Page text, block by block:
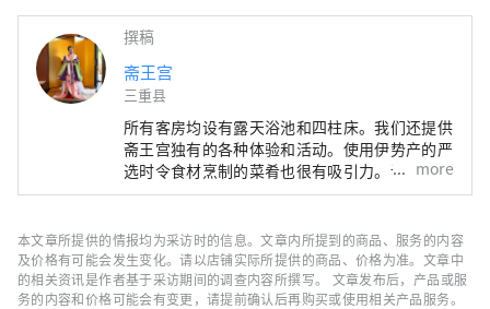
撰稿
斋王宫
三重县
所有客房均设有露天浴池和四柱床。我们还提供
斋王宫独有的各种体验和活动。使用伊势产的严
选时令食材烹制的菜肴也很有吸引力。请尽情享
受奢华的时光。
more
本文章所提供的情报均为采访时的信息。文章内所提到的商品、服务的内容
及价格有可能会发生变化。请以店铺实际所提供的商品、价格为准。文章中
的相关资讯是作者基于采访期间的调查内容所撰写。 文章发布后，产品或服
务的内容和价格可能会有变更，请提前确认后再购买或使用相关产品服务。